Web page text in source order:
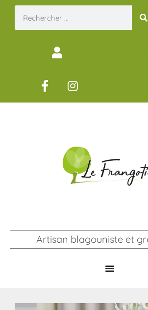
Artisan blagouniste et